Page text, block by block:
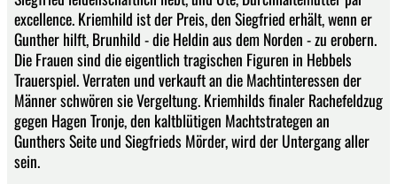
excellence. Kriemhild ist der Preis, den Siegfried erhält, wenn er
Gunther hilft, Brunhild - die Heldin aus dem Norden - zu erobern.
Die Frauen sind die eigentlich tragischen Figuren in Hebbels
Trauerspiel. Verraten und verkauft an die Machtinteressen der
Männer schwören sie Vergeltung. Kriemhilds finaler Rachefeldzug
gegen Hagen Tronje, den kaltblütigen Machtstrategen an
Gunthers Seite und Siegfrieds Mörder, wird der Untergang aller
sein.